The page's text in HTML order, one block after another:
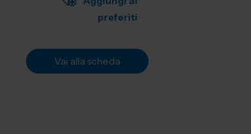
preferiti
Vai alla scheda